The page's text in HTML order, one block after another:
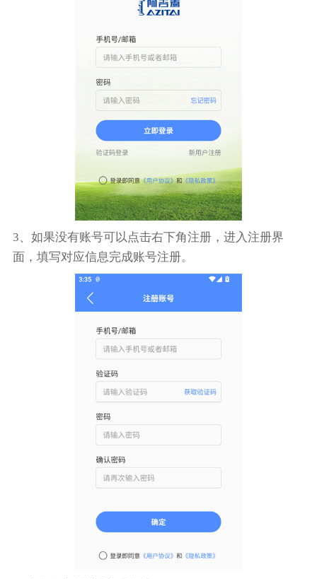
3、如果没有账号可以点击右下角注册，进入注册界
面，填写对应信息完成账号注册。